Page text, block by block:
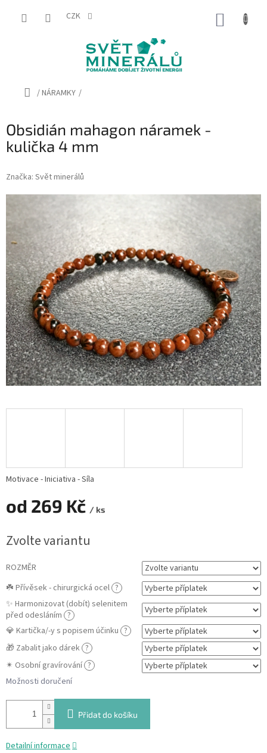
CZK
Domů
/NÁRAMKY /
Obsidián mahagon náramek -
kulička 4 mm
Značka: Svět minerálů
od 269 Kč / ks
cena:
Zvolte variantu
ROZMĚR
☘️ Přívěsek - chirurgická ocel ?
✨ Harmonizovat (dobít) selenitem
před odesláním ?
💎 Kartička/-y s popisem účinku ?
🎁 Zabalit jako dárek ?
✴ Osobní gravírování ?
Možnosti doručení
Přidat do košíku
Motivace - Iniciativa - Síla
Detailní informace